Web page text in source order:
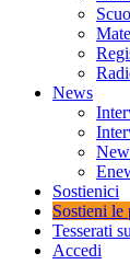
News
Sostienici
Sostieni le
Tesserati
Accedi